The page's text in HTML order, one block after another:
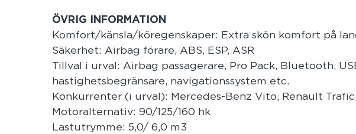
ÖVRIG INFORMATION
Komfort/känsla/köregenskaper: Extra skön komfort på
Säkerhet: Airbag förare, ABS, ESP, ASR
Tillval i urval: Airbag passagerare, Pro Pack, Bluetooth,
hastighetsbegränsare, navigationssystem etc.
Konkurrenter (i urval): Mercedes-Benz Vito, Renault
Motoralternativ: 90/125/160 hk
Lastutrymme: 5,0/ 6,0 m3